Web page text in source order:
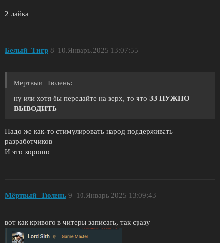
2 лайка
Белый_Tигр 10.Январь.2025 13:07:55
8
Мёртвый_Тюлень:
ну или хотя бы передайте на верх, то что ЗЗ НУЖНО
ВЫВОДИТЬ
Надо же как-то стимулировать народ поддерживать
разработчиков
И это хорошо
Мёртвый_Тюлень 10.Январь.2025 13:09:43
9
вот как кривого в читеры записать, так сразу